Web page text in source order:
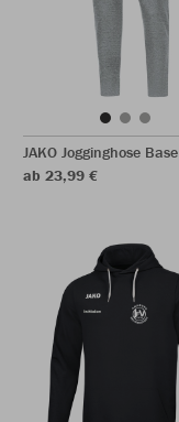
JAKO Jogginghose Base
ab 23,99 €